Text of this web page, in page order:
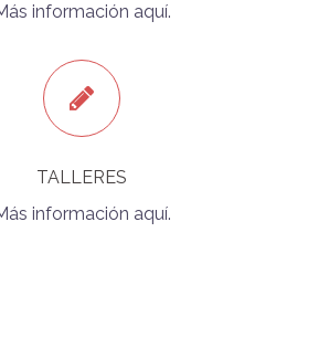
información aquí.
TALLERES
información aquí.